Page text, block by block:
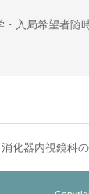
・入局希望者随
消化器内視鏡科